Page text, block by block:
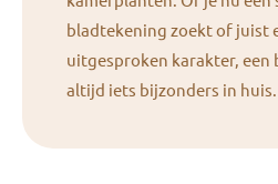
bladtekening zoekt of juist
uitgesproken karakter, een
altijd iets bijzonders in huis.